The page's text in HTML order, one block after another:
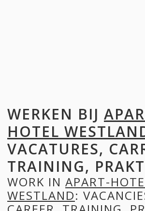
WERKEN BIJ
HOTEL
VACATURES,
TRAINING,
WORK IN APART-
WESTLAND: